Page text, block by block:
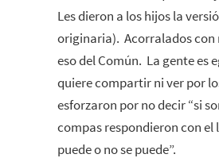
Les dieron a los hijos la
originaria). Acorralados con
eso del Común. La gente es
quiere compartir ni ver por
esforzaron por no decir “si
compas respondieron con el
puede o no se puede”.